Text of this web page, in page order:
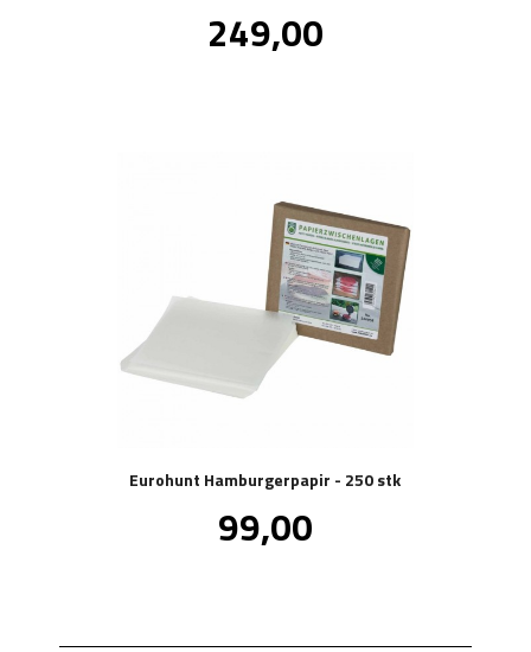
Tilbud
249,00
Eurohunt Hamburgerpapir - 250 stk
Tilbud
99,00